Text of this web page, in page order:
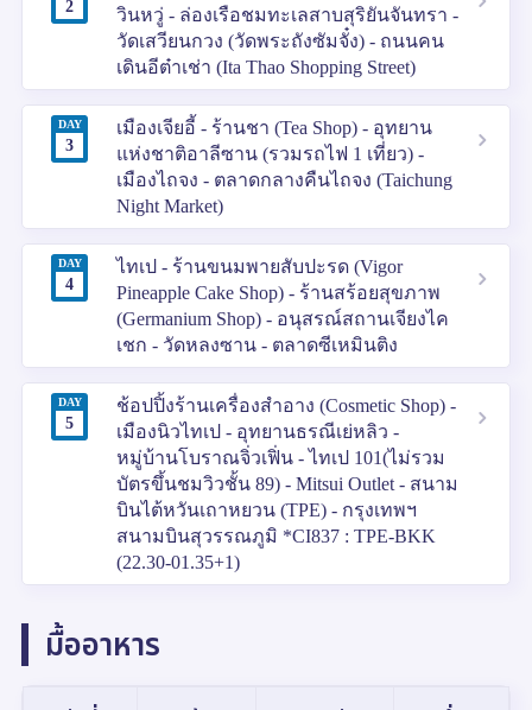
2
วินหวู่ - ล่องเรือชมทะเลสาบสุริยันจันทรา -
วัดเสวียนกวง (วัดพระถังซัมจั๋ง) - ถนนคน
เดินอีต๋าเช่า (Ita Thao Shopping Street)
DAY
3
เมืองเจียอี้ - ร้านชา (Tea Shop) - อุทยาน
แห่งชาติอาลีซาน (รวมรถไฟ 1 เที่ยว) -
เมืองไถจง - ตลาดกลางคืนไถจง (Taichung
Night Market)
DAY
4
ไทเป - ร้านขนมพายสับปะรด (Vigor
Pineapple Cake Shop) - ร้านสร้อยสุขภาพ
(Germanium Shop) - อนุสรณ์สถานเจียงไค
เชก - วัดหลงซาน - ตลาดซีเหมินติง
DAY
5
ช้อปปิ้งร้านเครื่องสำอาง (Cosmetic Shop) -
เมืองนิวไทเป - อุทยานธรณีเย่หลิว -
หมู่บ้านโบราณจิ่วเฟิ่น - ไทเป 101(ไม่รวม
บัตรขึ้นชมวิวชั้น 89) - Mitsui Outlet - สนาม
บินไต้หวันเถาหยวน (TPE) - กรุงเทพฯ
สนามบินสุวรรณภูมิ *CI837 : TPE-BKK
(22.30-01.35+1)
มื้ออาหาร